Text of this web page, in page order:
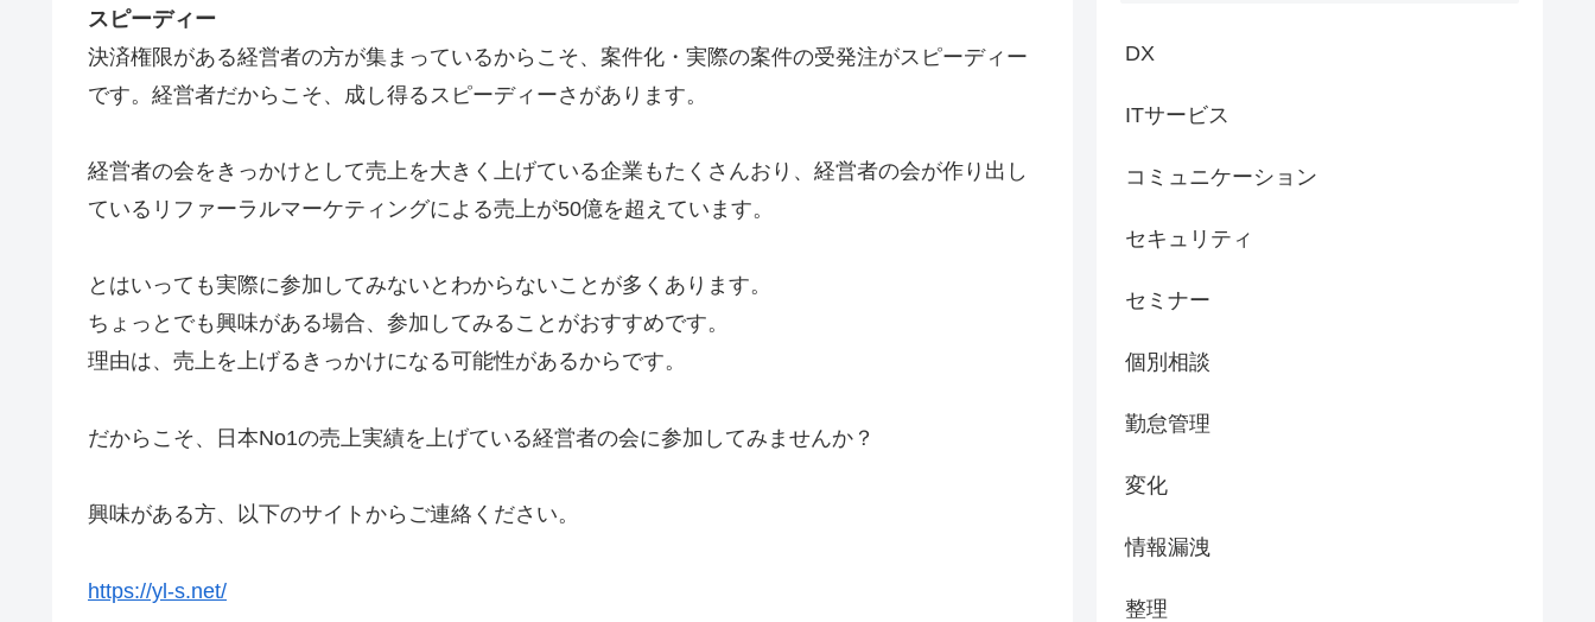
スピーディー
決済権限がある経営者の方が集まっているからこそ、案件化・実際の案件の受発注がスピーディー
です。経営者だからこそ、成し得るスピーディーさがあります。
経営者の会をきっかけとして売上を大きく上げている企業もたくさんおり、経営者の会が作り出し
ているリファーラルマーケティングによる売上が50億を超えています。
とはいっても実際に参加してみないとわからないことが多くあります。
ちょっとでも興味がある場合、参加してみることがおすすめです。
理由は、売上を上げるきっかけになる可能性があるからです。
だからこそ、日本No1の売上実績を上げている経営者の会に参加してみませんか？
興味がある方、以下のサイトからご連絡ください。
https://yl-s.net/
DX
ITサービス
コミュニケーション
セキュリティ
セミナー
個別相談
勤怠管理
変化
情報漏洩
整理